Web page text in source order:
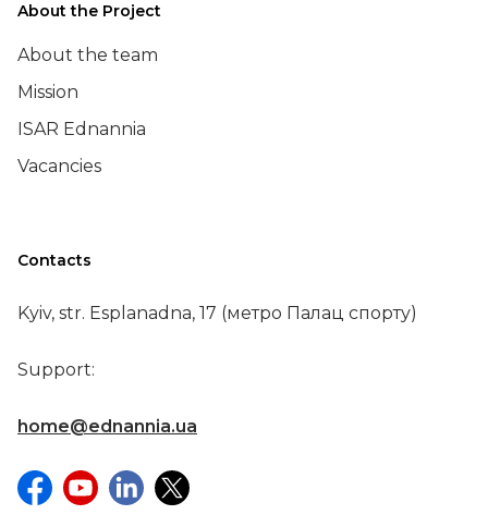
About the Project
About the team
Mission
ISAR Ednannia
Vacancies
Contacts
Kyiv, str. Esplanadna, 17 (метро Палац спорту)
Support:
home@ednannia.ua